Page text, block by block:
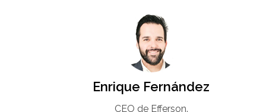
Enrique Fernández
CEO de Efferson.